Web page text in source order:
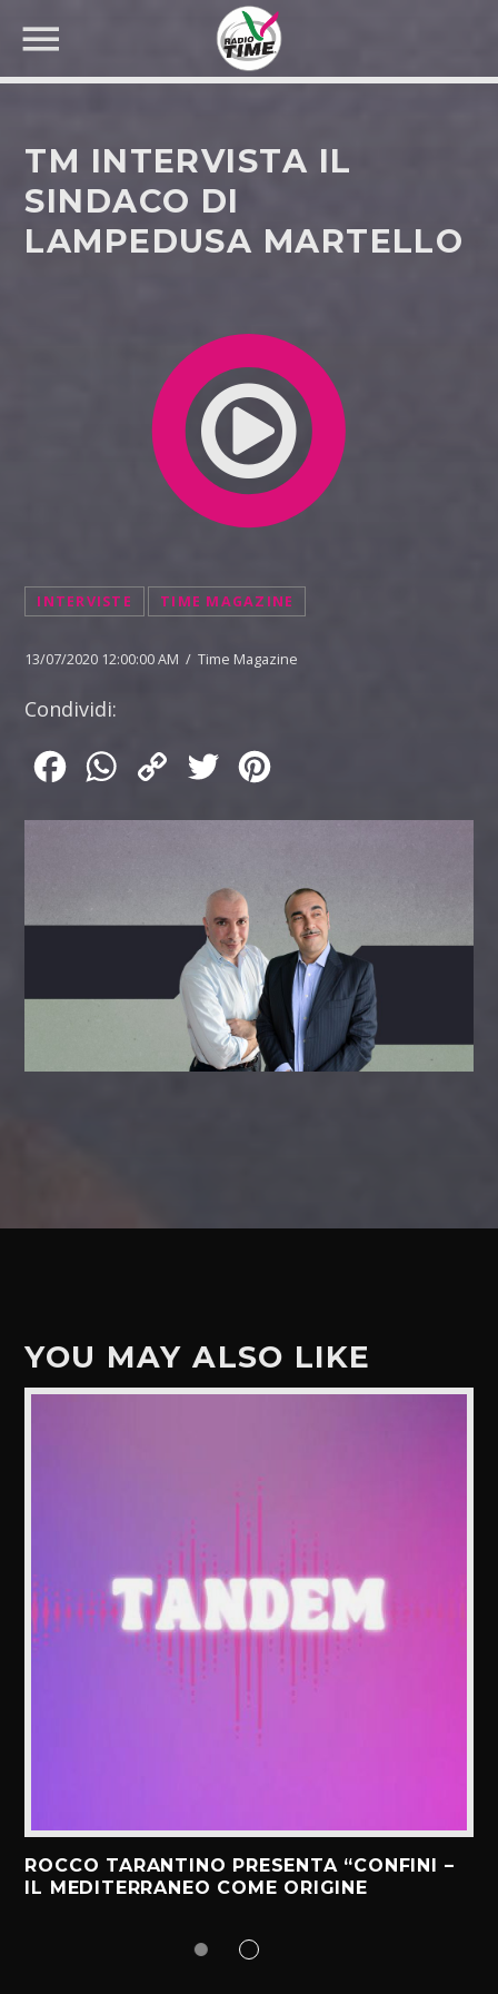
CERCA NEL SITO WEB:
TM INTERVISTA IL
SINDACO DI
LAMPEDUSA MARTELLO
INTERVISTE TIME MAGAZINE
13/07/2020 12:00:00 AM / Time Magazine
Condividi:
FacebookWhatsApp
Copy
Twitter
YOU MAY ALSO LIKE
ROCCO TARANTINO PRESENTA “CONFINI –
IL MEDITERRANEO COME ORIGINE